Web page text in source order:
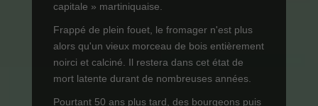
capitale » martiniquaise.
Frappé de plein fouet, le fromager n'est plus
alors qu'un vieux morceau de bois entièrement
noirci et calciné. Il restera dans cet état de
mort latente durant de nombreuses années.
Pourtant 50 ans plus tard, des bourgeons puis